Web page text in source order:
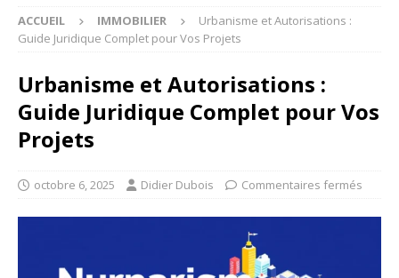
ACCUEIL IMMOBILIER
Urbanisme et Autorisations :
Guide Juridique Complet pour Vos Projets
Urbanisme et Autorisations :
Guide Juridique Complet pour Vos
Projets
octobre 6, 2025 Didier Dubois Commentaires fermés